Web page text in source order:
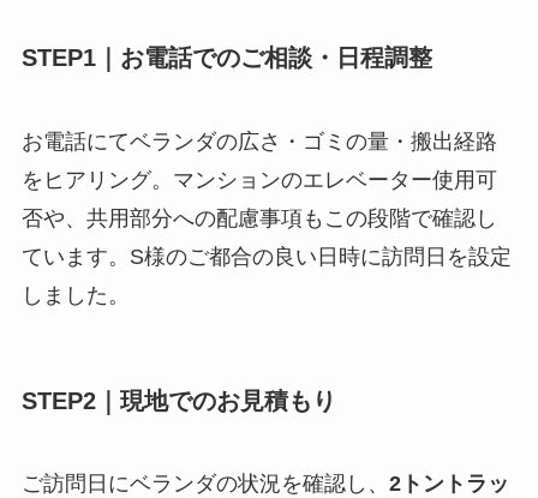
STEP1｜お電話でのご相談・日程調整
お電話にてベランダの広さ・ゴミの量・搬出経路
をヒアリング。マンションのエレベーター使用可
否や、共用部分への配慮事項もこの段階で確認し
ています。S様のご都合の良い日時に訪問日を設定
しました。
STEP2｜現地でのお見積もり
ご訪問日にベランダの状況を確認し、 2トントラッ